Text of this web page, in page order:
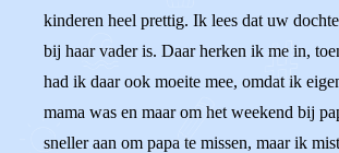
kinderen heel prettig. Ik lees dat uw
bij haar vader is. Daar herken ik me in,
had ik daar ook moeite mee, omdat ik
mama was en maar om het weekend bij
sneller aan om papa te missen, maar ik